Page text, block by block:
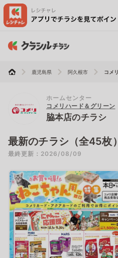
鹿児島県 阿久根市 コメ
ホームセンター
コメリハード＆グリーン
脇本店のチラシ
最新のチラシ（全45枚）
最終更新：2026/08/09